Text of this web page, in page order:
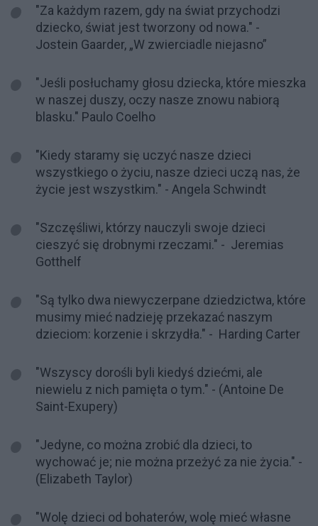
"Za każdym razem, gdy na świat przychodzi
dziecko, świat jest tworzony od nowa." -
Jostein Gaarder, „W zwierciadle niejasno”
"Jeśli posłuchamy głosu dziecka, które mieszka
w naszej duszy, oczy nasze znowu nabiorą
blasku." Paulo Coelho
"Kiedy staramy się uczyć nasze dzieci
wszystkiego o życiu, nasze dzieci uczą nas, że
życie jest wszystkim." - Angela Schwindt
"Szczęśliwi, którzy nauczyli swoje dzieci
cieszyć się drobnymi rzeczami." - Jeremias
Gotthelf
"Są tylko dwa niewyczerpane dziedzictwa, które
musimy mieć nadzieję przekazać naszym
dzieciom: korzenie i skrzydła." - Harding Carter
"Wszyscy dorośli byli kiedyś dziećmi, ale
niewielu z nich pamięta o tym." - (Antoine De
Saint-Exupery)
"Jedyne, co można zrobić dla dzieci, to
wychować je; nie można przeżyć za nie życia." -
(Elizabeth Taylor)
"Wolę dzieci od bohaterów, wolę mieć własne